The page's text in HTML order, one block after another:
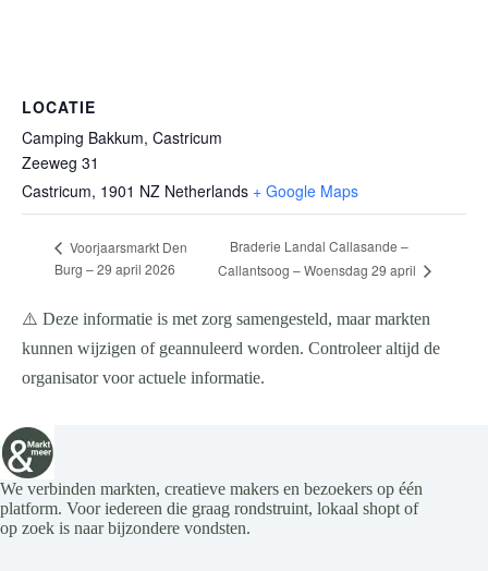
LOCATIE
Camping Bakkum, Castricum
Zeeweg 31
Castricum, 1901 NZ Netherlands + Google Maps
Voorjaarsmarkt Den
Burg – 29 april 2026
Braderie Landal Callasande –
Callantsoog – Woensdag 29 april
⚠️ Deze informatie is met zorg samengesteld, maar markten
kunnen wijzigen of geannuleerd worden. Controleer altijd de
organisator voor actuele informatie.
We verbinden markten, creatieve makers en bezoekers op één
platform. Voor iedereen die graag rondstruint, lokaal shopt of
op zoek is naar bijzondere vondsten.